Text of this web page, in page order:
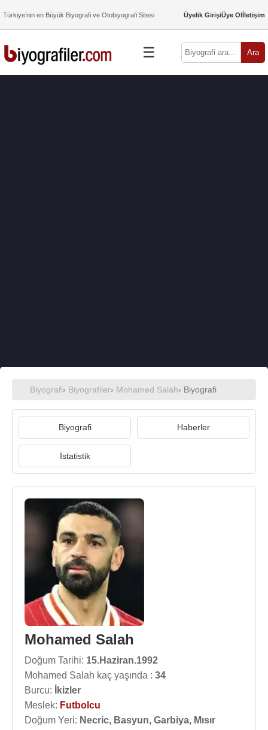
Türkiye’nin en Büyük Biyografi ve Otobiyografi Sitesi Üyelik GirişiÜye Olİletişim
☰ Ara
Biyografi› Biyografiler› Mohamed Salah› Biyografi
Biyografi Haberler
İstatistik
Mohamed Salah
Doğum Tarihi: 15.Haziran.1992
Mohamed Salah kaç yaşında : 34
Burcu:
İkizler
Meslek: Futbolcu
Doğum Yeri: Necric, Basyun, Garbiya, Mısır